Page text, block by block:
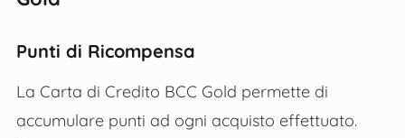
Punti di Ricompensa
La Carta di Credito BCC Gold permette di
accumulare punti ad ogni acquisto effettuato.